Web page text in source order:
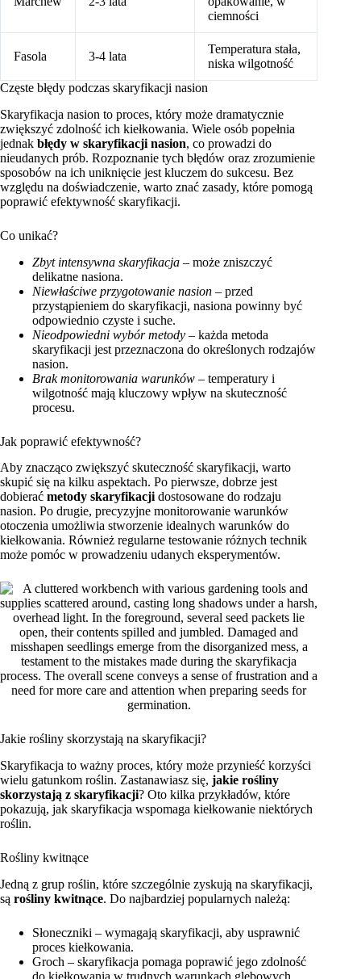
ciemności
Fasola 3-4 lata
Temperatura stała,
niska wilgotność
Częste błędy podczas skaryfikacji nasion
Skaryfikacja nasion to proces, który może dramatycznie
zwiększyć zdolność ich kiełkowania. Wiele osób popełnia
jednak błędy w skaryfikacji nasion, co prowadzi do
nieudanych prób. Rozpoznanie tych błędów oraz zrozumienie
sposobów na ich uniknięcie jest kluczem do sukcesu. Bez
względu na doświadczenie, warto znać zasady, które pomogą
poprawić efektywność skaryfikacji.
Co unikać?
Zbyt intensywna skaryfikacja – może zniszczyć
delikatne nasiona.
Niewłaściwe przygotowanie nasion – przed
przystąpieniem do skaryfikacji, nasiona powinny być
odpowiednio czyste i suche.
Nieodpowiedni wybór metody – każda metoda
skaryfikacji jest przeznaczona do określonych rodzajów
nasion.
Brak monitorowania warunków – temperatury i
wilgotność mają kluczowy wpływ na skuteczność
procesu.
Jak poprawić efektywność?
Aby znacząco zwiększyć skuteczność skaryfikacji, warto
skupić się na kilku aspektach. Po pierwsze, dobrze jest
dobierać metody skaryfikacjidostosowane do rodzaju
nasion. Po drugie, precyzyjne monitorowanie warunków
otoczenia umożliwia stworzenie idealnych warunków do
kiełkowania. Również regularne testowanie różnych technik
może pomóc w prowadzeniu udanych eksperymentów.
Jakie rośliny skorzystają na skaryfikacji?
Skaryfikacja to ważny proces, który może przynieść korzyści
wielu gatunkom roślin. Zastanawiasz się, jakie rośliny
skorzystają z skaryfikacji? Oto kilka przykładów, które
pokazują, jak skaryfikacja wspomaga kiełkowanie niektórych
roślin.
Rośliny kwitnące
Jedną z grup roślin, które szczególnie zyskują na skaryfikacji,
są rośliny kwitnące. Do najbardziej popularnych należą:
Słoneczniki – wymagają skaryfikacji, aby usprawnić
proces kiełkowania.
Groch – skaryfikacja pomaga poprawić jego zdolność
do kiełkowania w trudnych warunkach glebowych.